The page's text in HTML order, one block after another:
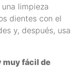
limpieza
dientes con el
y, después, usa
fácil de